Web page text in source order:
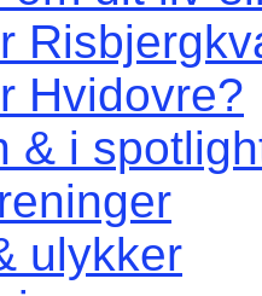
Hvidovre?
& i
ulykker